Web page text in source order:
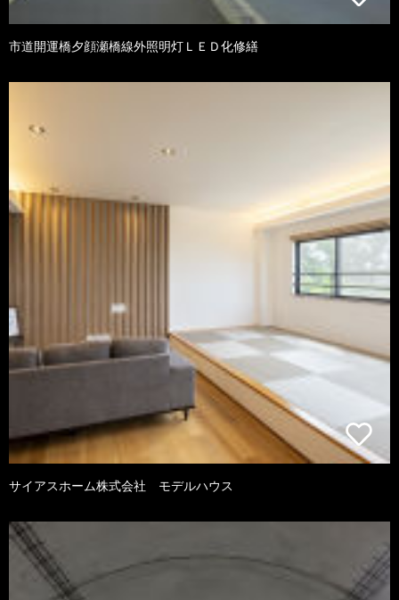
市道開運橋夕顔瀬橋線外照明灯ＬＥＤ化修繕
サイアスホーム株式会社 モデルハウス